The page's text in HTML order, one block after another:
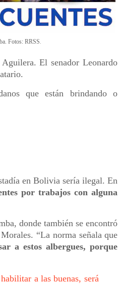
Fotos: RRSS.
El senador Leonardo
que están brindando o
en Bolivia sería ilegal. En
por trabajos con alguna
donde también se encontró
“La norma señala que
a estos albergues, porque
a las buenas, será